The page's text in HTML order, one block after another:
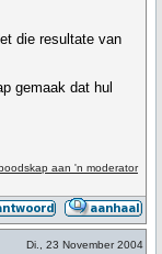
die resultate van
gemaak dat hul
aan 'n moderator
Di., 23 November 2004